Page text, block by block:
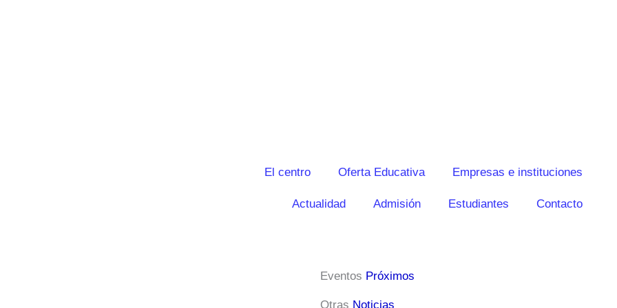
El centro Oferta Educativa Empresas e instituciones
Actualidad Admisión Estudiantes Contacto
Eventos Próximos
Otras Noticias